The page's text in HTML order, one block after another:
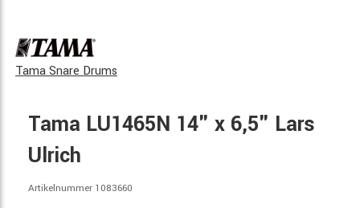
Tama Snare Drums
Tama LU1465N 14" x 6,5" Lars
Ulrich
Artikelnummer 1083660